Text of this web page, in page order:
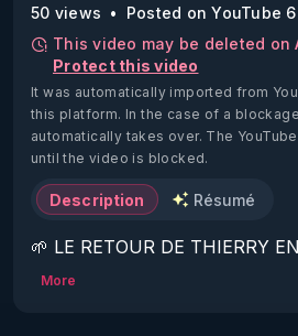
50 views
Posted on YouTube
This video may be deleted on
Protect this video
It was automatically imported from
this platform. In the case of a
automatically takes over. The
until the video is blocked.
Description Résumé
🌱 LE RETOUR DE THIERRY
2022)!
More